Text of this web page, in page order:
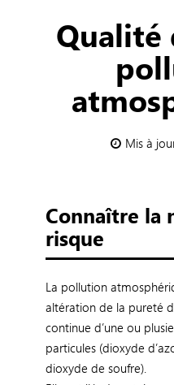
Qualité
Mis à
Connaître la
risque
La pollution
altération de la pureté
continue d’une ou
particules (dioxyde
dioxyde de soufre).